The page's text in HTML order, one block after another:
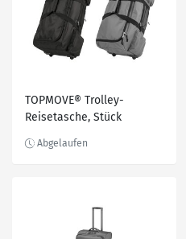
TOPMOVE® Trolley-
Reisetasche, Stück